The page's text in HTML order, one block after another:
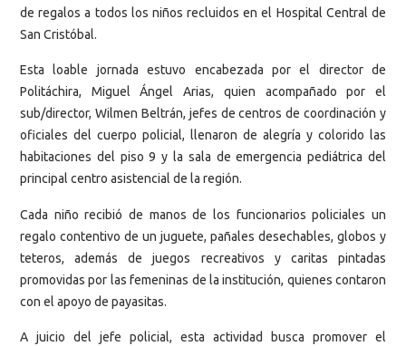
de regalos a todos los niños recluidos en el Hospital Central de
San Cristóbal.
Esta loable jornada estuvo encabezada por el director de
Politáchira, Miguel Ángel Arias, quien acompañado por el
sub/director, Wilmen Beltrán, jefes de centros de coordinación y
oficiales del cuerpo policial, llenaron de alegría y colorido las
habitaciones del piso 9 y la sala de emergencia pediátrica del
principal centro asistencial de la región.
Cada niño recibió de manos de los funcionarios policiales un
regalo contentivo de un juguete, pañales desechables, globos y
teteros, además de juegos recreativos y caritas pintadas
promovidas por las femeninas de la institución, quienes contaron
con el apoyo de payasitas.
A juicio del jefe policial, esta actividad busca promover el